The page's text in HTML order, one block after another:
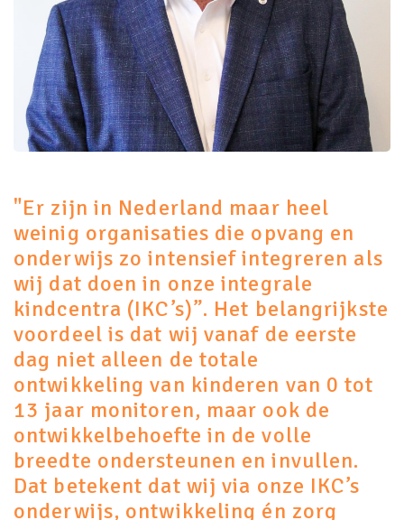
"Er zijn in Nederland maar heel
weinig organisaties die opvang en
onderwijs zo intensief integreren als
wij dat doen in onze integrale
kindcentra (IKC’s)”. Het belangrijkste
voordeel is dat wij vanaf de eerste
dag niet alleen de totale
ontwikkeling van kinderen van 0 tot
13 jaar monitoren, maar ook de
ontwikkelbehoefte in de volle
breedte ondersteunen en invullen.
Dat betekent dat wij via onze IKC’s
onderwijs, ontwikkeling én zorg